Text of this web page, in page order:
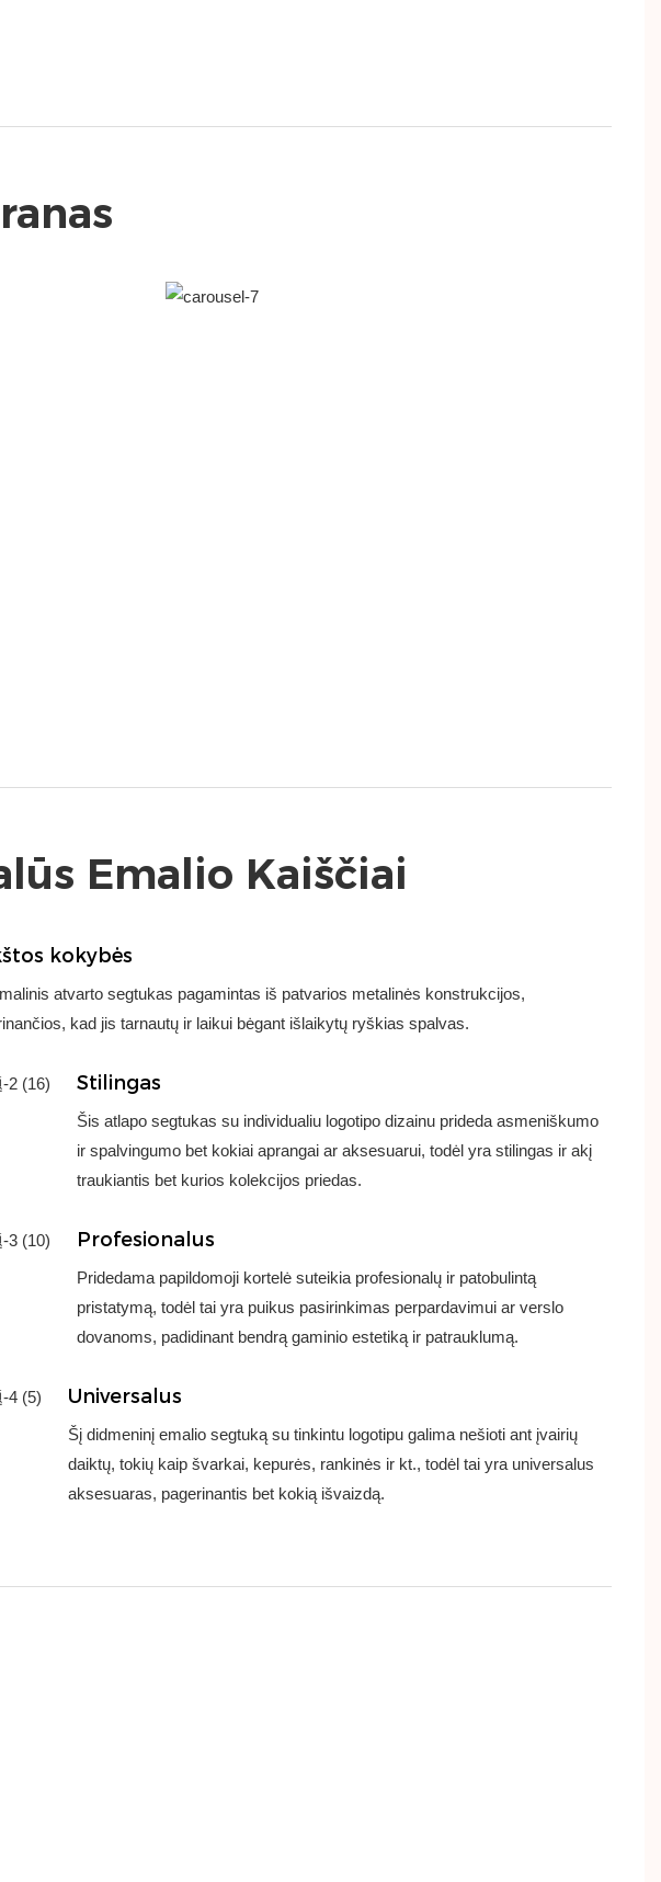
Emalio Kaiščiai
kokybės
atvarto segtukas pagamintas iš patvarios metalinės konstrukcijos,
kad jis tarnautų ir laikui bėgant išlaikytų ryškias spalvas.
Stilingas
Šis atlapo segtukas su individualiu logotipo dizainu prideda asmeniškumo
ir spalvingumo bet kokiai aprangai ar aksesuarui, todėl yra stilingas ir akį
traukiantis bet kurios kolekcijos priedas.
Profesionalus
Pridedama papildomoji kortelė suteikia profesionalų ir patobulintą
pristatymą, todėl tai yra puikus pasirinkimas perpardavimui ar verslo
dovanoms, padidinant bendrą gaminio estetiką ir patrauklumą.
Universalus
Šį didmeninį emalio segtuką su tinkintu logotipu galima nešioti ant įvairių
daiktų, tokių kaip švarkai, kepurės, rankinės ir kt., todėl tai yra universalus
aksesuaras, pagerinantis bet kokią išvaizdą.